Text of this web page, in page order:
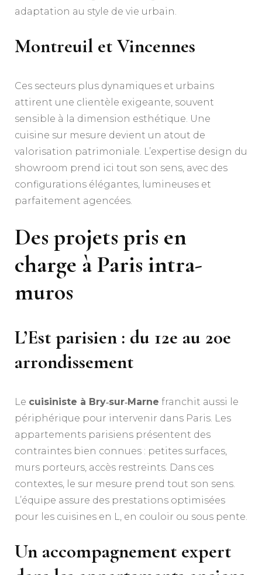
adaptation au style de vie urbain.
Montreuil et Vincennes
Ces secteurs plus dynamiques et urbains
attirent une clientèle exigeante, souvent
sensible à la dimension esthétique. Une
cuisine sur mesure devient un atout de
valorisation patrimoniale. L’expertise design du
showroom prend ici tout son sens, avec des
configurations élégantes, lumineuses et
parfaitement agencées.
Des projets pris en
charge à Paris intra-
muros
L’Est parisien : du 12e au 20e
arrondissement
Le cuisiniste à Bry‑sur‑Marne franchit aussi le
périphérique pour intervenir dans Paris. Les
appartements parisiens présentent des
contraintes bien connues : petites surfaces,
murs porteurs, accès restreints. Dans ces
contextes, le sur mesure prend tout son sens.
L’équipe assure des prestations optimisées
pour les cuisines en L, en couloir ou sous pente.
Un accompagnement expert